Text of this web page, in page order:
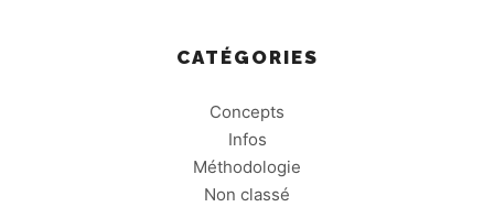
CATÉGORIES
Concepts
Infos
Méthodologie
Non classé